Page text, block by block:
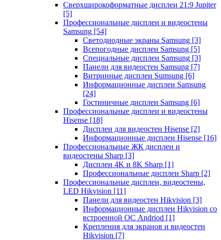
Сверхширокоформатные дисплеи 21:9 Jupiter
[5]
Профессиональные дисплеи и видеостены
Samsung [54]
Светодиодные экраны Samsung [3]
Всепогодные дисплеи Samsung [5]
Специальные дисплеи Samsung [3]
Панели для видеостен Samsung [7]
Витринные дисплеи Sumsung [6]
Информационные дисплеи Samsung
[24]
Гостиничные дисплеи Samsung [6]
Профессиональные дисплеи и видеостены
Hisense [18]
Дисплеи для видеостен Hisense [2]
Информационные дисплеи Hisense [16]
Профессиональные ЖК дисплеи и
видеостены Sharp [3]
Дисплеи 4K и 8K Sharp [1]
Профессиональные дисплеи Sharp [2]
Профессиональные дисплеи, видеостены,
LED Hikvision [11]
Панели для видеостен Hikvision [3]
Информационные дисплеи Hikvision со
встроенной ОС Andriod [1]
Крепления для экранов и видеостен
Hikvision [7]